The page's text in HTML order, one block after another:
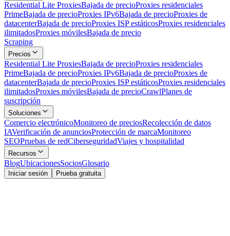
Residential Lite ProxiesBajada de precioProxies residenciales
PrimeBajada de precioProxies IPv6Bajada de precioProxies de
datacenterBajada de precioProxies ISP estáticosProxies residenciales
ilimitadosProxies móvilesBajada de precio
Scraping
Precios
Residential Lite ProxiesBajada de precioProxies residenciales
PrimeBajada de precioProxies IPv6Bajada de precioProxies de
datacenterBajada de precioProxies ISP estáticosProxies residenciales
ilimitadosProxies móvilesBajada de precioCrawlPlanes de
suscripción
Soluciones
Comercio electrónicoMonitoreo de preciosRecolección de datos
IAVerificación de anunciosProtección de marcaMonitoreo
SEOPruebas de redCiberseguridadViajes y hospitalidad
Recursos
BlogUbicacionesSociosGlosario
Iniciar sesión Prueba gratuita